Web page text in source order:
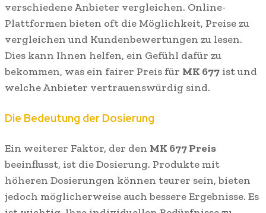
verschiedene Anbieter vergleichen. Online-
Plattformen bieten oft die Möglichkeit, Preise zu
vergleichen und Kundenbewertungen zu lesen.
Dies kann Ihnen helfen, ein Gefühl dafür zu
bekommen, was ein fairer Preis für MK 677 ist und
welche Anbieter vertrauenswürdig sind.
Die Bedeutung der Dosierung
Ein weiterer Faktor, der den MK 677 Preis
beeinflusst, ist die Dosierung. Produkte mit
höheren Dosierungen können teurer sein, bieten
jedoch möglicherweise auch bessere Ergebnisse. Es